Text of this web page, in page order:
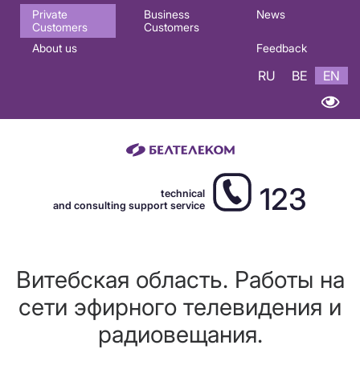
Основная
навигация
Private
Customers
Business
Customers
News
About us Feedback
RU BE EN
technical
and consulting support service
123
Витебская область. Работы на
сети эфирного телевидения и
радиовещания.